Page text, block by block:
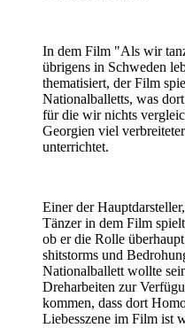
In dem Film "Als wir
übrigens in Schweden
thematisiert, der Film
Nationalballetts, was
für die wir nichts
Georgien viel
unterrichtet.
Einer der
Tänzer in dem Film
ob er die Rolle
shitstorms und
Nationalballett wollte
Dreharbeiten zur
kommen, dass dort
Liebesszene im Film ist